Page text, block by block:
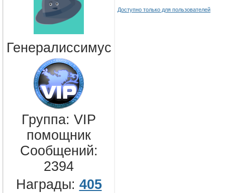
Генералиссимус
Группа: VIP
помощник
Сообщений:
2394
Награды: 405
Доступно только для пользователей